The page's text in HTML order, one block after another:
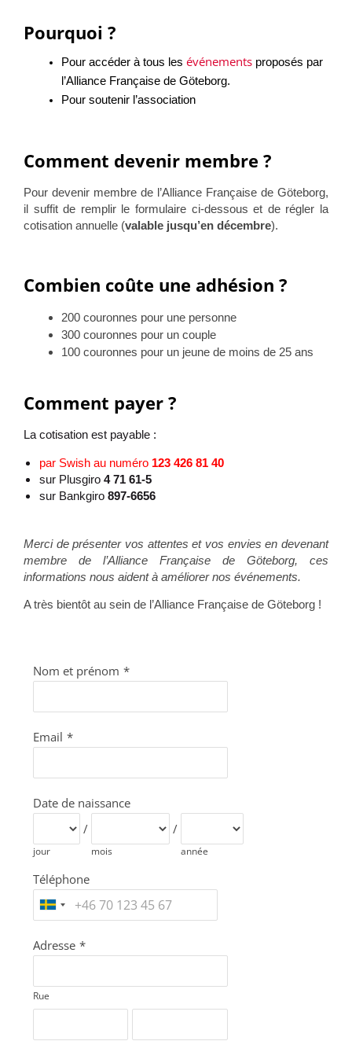
Pourquoi ?
Pour accéder à tous les événements proposés par
l’Alliance Française de Göteborg.
Pour soutenir l’association
Comment devenir membre ?
Pour devenir membre de l’Alliance Française de Göteborg,
il suffit de remplir le formulaire ci-dessous et de régler la
cotisation annuelle (valable jusqu’en décembre).
Combien coûte une adhésion ?
200 couronnes pour une personne
300 couronnes pour un couple
100 couronnes pour un jeune de moins de 25 ans
Comment payer ?
La cotisation est payable :
par Swish au numéro 123 426 81 40
sur Plusgiro 4 71 61-5
sur Bankgiro 897-6656
Merci de présenter vos attentes et vos envies en devenant
membre de l’Alliance Française de Göteborg, ces
informations nous aident à améliorer nos événements.
A très bientôt au sein de l’Alliance Française de Göteborg !
Nom et prénom *
Email *
Date de naissance
jour
/
mois
/
année
Téléphone
Adresse *
Rue